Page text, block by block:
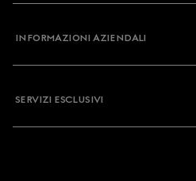
INFORMAZIONI AZIENDALI
SERVIZI ESCLUSIVI